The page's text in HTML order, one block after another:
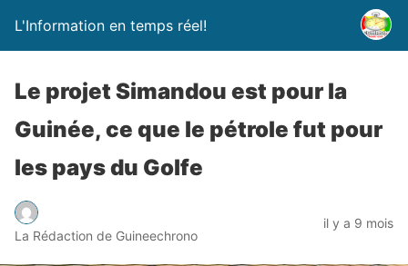
L'Information en temps réel!
Le projet Simandou est pour la
Guinée, ce que le pétrole fut pour
les pays du Golfe
La Rédaction de Guineechrono
il y a 9 mois